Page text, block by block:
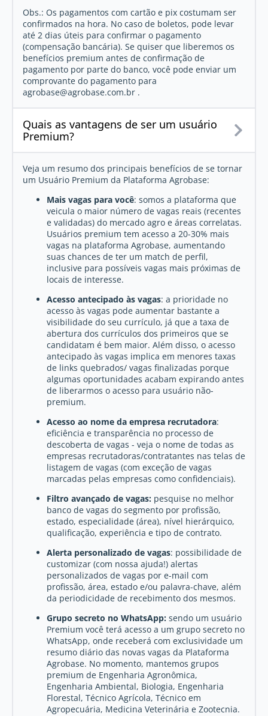
Obs.: Os pagamentos com cartão e pix costumam ser
confirmados na hora. No caso de boletos, pode levar
até 2 dias úteis para confirmar o pagamento
(compensação bancária). Se quiser que liberemos os
benefícios premium antes de confirmação de
pagamento por parte do banco, você pode enviar um
comprovante do pagamento para
agrobase@agrobase.com.br .
Quais as vantagens de ser um usuário
Premium?
Veja um resumo dos principais benefícios de se tornar
um Usuário Premium da Plataforma Agrobase:
Mais vagas para você: somos a plataforma que
veicula o maior número de vagas reais (recentes
e validadas) do mercado agro e áreas correlatas.
Usuários premium tem acesso a 20-30% mais
vagas na plataforma Agrobase, aumentando
suas chances de ter um match de perfil,
inclusive para possíveis vagas mais próximas de
locais de interesse.
Acesso antecipado às vagas: a prioridade no
acesso às vagas pode aumentar bastante a
visibilidade do seu currículo, já que a taxa de
abertura dos currículos dos primeiros que se
candidatam é bem maior. Além disso, o acesso
antecipado às vagas implica em menores taxas
de links quebrados/ vagas finalizadas porque
algumas oportunidades acabam expirando antes
de liberarmos o acesso para usuário não-
premium.
Acesso ao nome da empresa recrutadora:
eficiência e transparência no processo de
descoberta de vagas - veja o nome de todas as
empresas recrutadoras/contratantes nas telas de
listagem de vagas (com exceção de vagas
marcadas pelas empresas como confidenciais).
Filtro avançado de vagas: pesquise no melhor
banco de vagas do segmento por profissão,
estado, especialidade (área), nível hierárquico,
qualificação, experiência e tipo de contrato.
Alerta personalizado de vagas: possibilidade de
customizar (com nossa ajuda!) alertas
personalizados de vagas por e-mail com
profissão, área, estado e/ou palavra-chave, além
da periodicidade de recebimento dos mesmos.
Grupo secreto no WhatsApp: sendo um usuário
Premium você terá acesso a um grupo secreto no
WhatsApp, onde receberá com exclusividade um
resumo diário das novas vagas da Plataforma
Agrobase. No momento, mantemos grupos
premium de Engenharia Agronômica,
Engenharia Ambiental, Biologia, Engenharia
Florestal, Técnico Agrícola, Técnico em
Agropecuária, Medicina Veterinária e Zootecnia.